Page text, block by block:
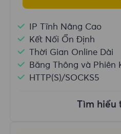
IP Tĩnh Nâng Cao
Kết Nối Ổn Định
Thời Gian Online Dài
Băng Thông và Phiên
HTTP(S)/SOCKS5
Tìm hiểu